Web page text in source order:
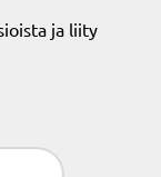
ja liity